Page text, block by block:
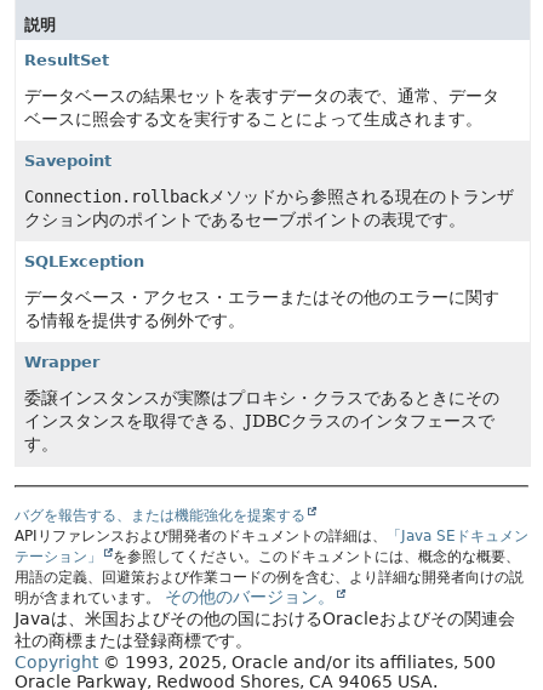
説明
ResultSet
データベースの結果セットを表すデータの表で、通常、データ
ベースに照会する文を実行することによって生成されます。
Savepoint
Connection.rollback メソッドから参照される現在のトランザ
クション内のポイントであるセーブポイントの表現です。
SQLException
データベース・アクセス・エラーまたはその他のエラーに関す
る情報を提供する例外です。
Wrapper
委譲インスタンスが実際はプロキシ・クラスであるときにその
インスタンスを取得できる、JDBCクラスのインタフェースで
す。
バグを報告する、または機能強化を提案する
APIリファレンスおよび開発者のドキュメントの詳細は、
「Java SEドキュメン
テーション」
を参照してください。このドキュメントには、概念的な概要、
用語の定義、回避策および作業コードの例を含む、より詳細な開発者向けの説
明が含まれています。
その他のバージョン。
Javaは、米国およびその他の国におけるOracleおよびその関連会
社の商標または登録商標です。
Copyright© 1993, 2025, Oracle and/or its affiliates, 500
Oracle Parkway, Redwood Shores, CA 94065 USA.